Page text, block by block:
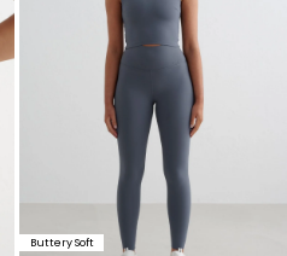
Buttery Soft
verlanglijstje